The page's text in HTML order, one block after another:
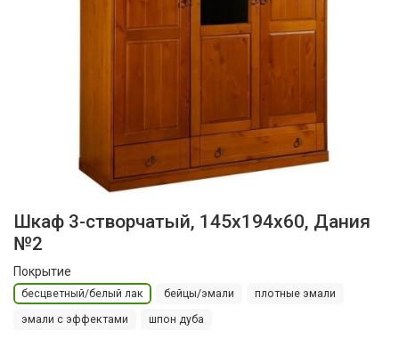
Шкаф 3-створчатый, 145x194x60, Дания
№2
Покрытие
бесцветный/белый лак бейцы/эмали плотные эмали
эмали с эффектами шпон дуба